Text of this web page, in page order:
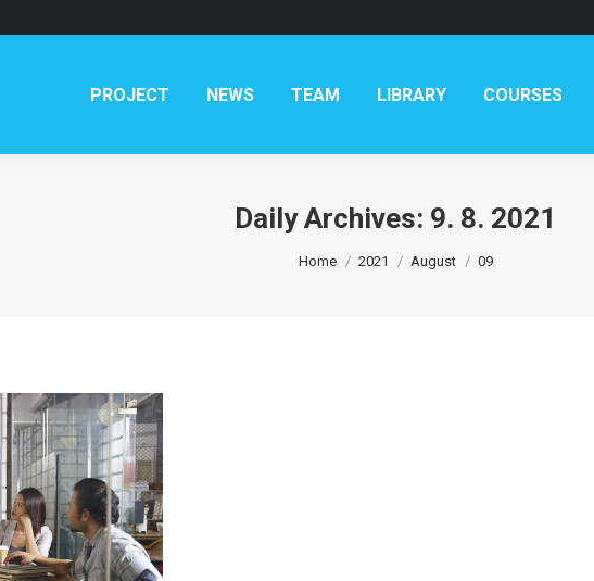
PROJECT NEWS TEAM LIBRARY COURSES
Daily Archives: 9. 8. 2021
Home 2021 August 09